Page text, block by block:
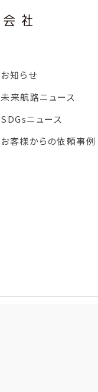
お知らせ
未来航路ニュース
SDGsニュース
お客様からの依頼事例